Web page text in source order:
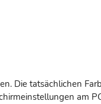
Die tatsächlichen
am